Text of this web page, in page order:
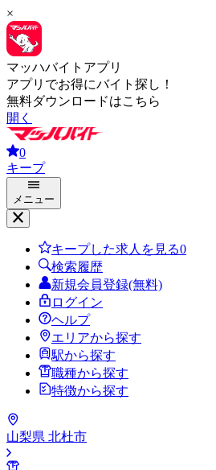
×
マッハバイトアプリ
アプリでお得にバイト探し！
無料ダウンロードはこちら
開く
0
キープ
メニュー
キープした求人を見る0
検索履歴
新規会員登録(無料)
ログイン
ヘルプ
エリアから探す
駅から探す
職種から探す
特徴から探す
山梨県 北杜市